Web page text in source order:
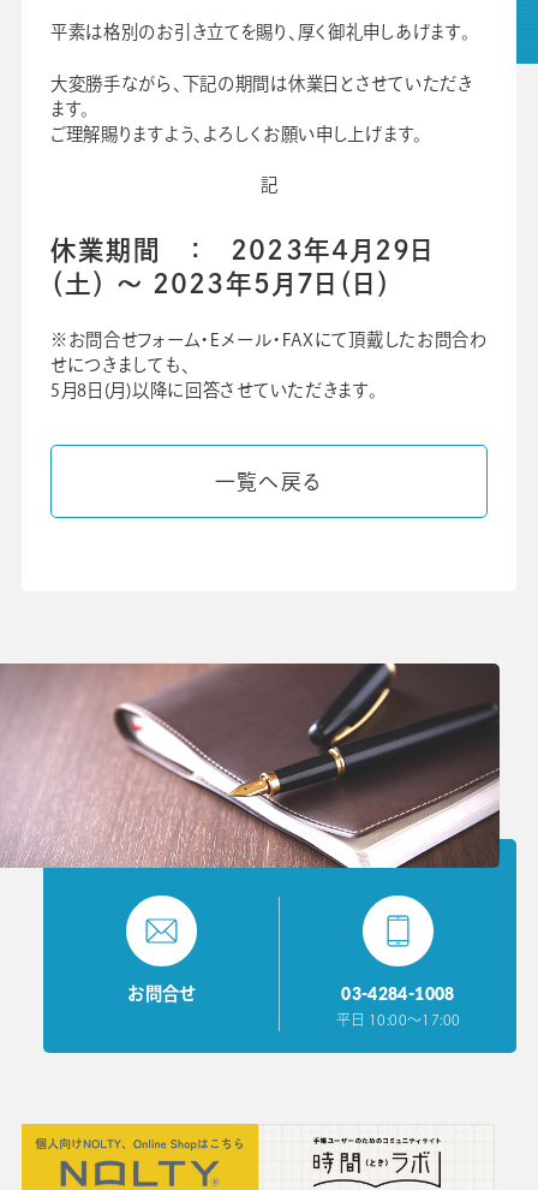
グループ会社プライバシーポリシー個人情報保護法利用規約
平素は格別のお引き立てを賜り、厚く御礼申しあげます。
大変勝手ながら、下記の期間は休業日とさせていただき
ます。
ご理解賜りますよう、よろしくお願い申し上げます。
記
休業期間 ： 2023年4月29日
（土） ～ 2023年5月7日（日）
※お問合せフォーム・Eメール・FAXにて頂戴したお問合わ
せにつきましても、
5月8日(月)以降に回答させていただきます。
一覧へ戻る
お問合せ 03-4284-1008
平日 10:00〜17:00